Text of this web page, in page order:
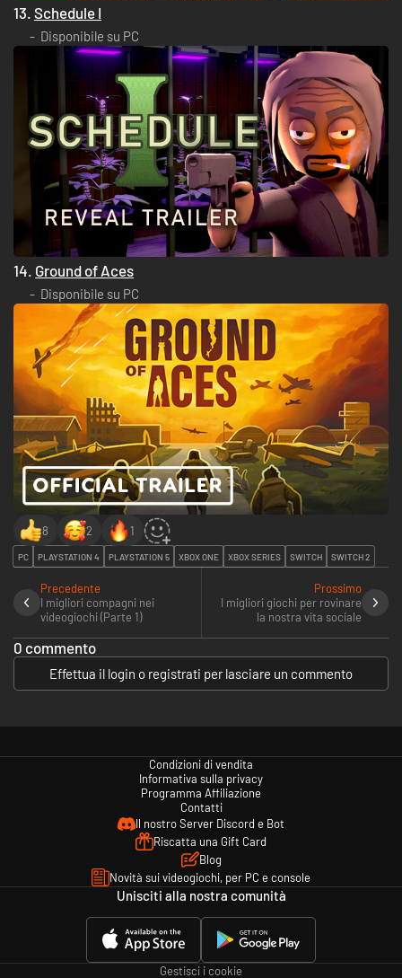
13. Schedule I
Disponibile su PC
14. Ground of Aces
Disponibile su PC
8 2 1
PC PLAYSTATION 4 PLAYSTATION 5 XBOX ONE XBOX SERIES SWITCH SWITCH 2
Precedente
I migliori compagni nei
videogiochi (Parte 1)
Prossimo
I migliori giochi per rovinare
la nostra vita sociale
0 commento
Effettua il login o registrati per lasciare un commento
Condizioni di vendita
Informativa sulla privacy
Programma Affiliazione
Contatti
Il nostro Server Discord e Bot
Riscatta una Gift Card
Blog
Novità sui videogiochi, per PC e console
Unisciti alla nostra comunità
Gestisci i cookie